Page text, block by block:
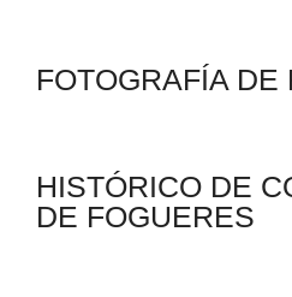
FOTOGRAFÍA DE
HISTÓRICO DE
DE FOGUERES